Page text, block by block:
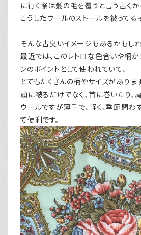
に行く際は髪の毛を覆うと言う古くか
こうしたウールのストールを被ってる
そんな古臭いイメージもあるかもしれ
最近では、このレトロな色合いや柄が
ンのポイントとして使われていて、
とてもたくさんの柄やサイズがあります
頭に被るだけでなく、首に巻いたり
ウールですが薄手で、軽く、季節問わ
て便利です。